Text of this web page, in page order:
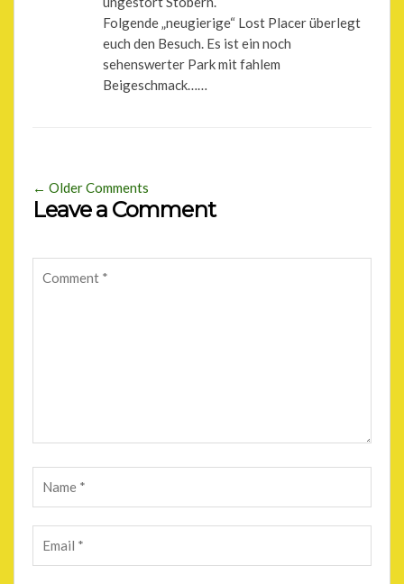
Folgende „neugierige“ Lost Placer überlegt
euch den Besuch. Es ist ein noch
sehenswerter Park mit fahlem
Beigeschmack……
← Older Comments
Leave a Comment